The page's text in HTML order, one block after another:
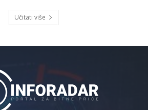
Učitati više